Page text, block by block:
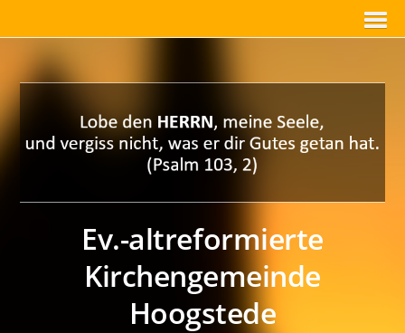
Ev.-altreformierte
Kirchengemeinde
Hoogstede